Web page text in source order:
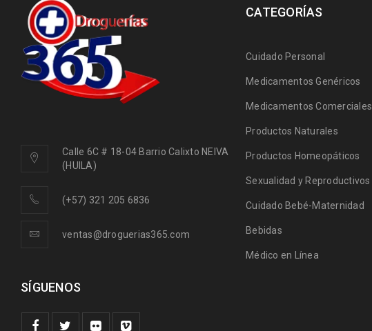
Calle 6C # 18-04 Barrio Calixto NEIVA
(HUILA)
(+57) 321 205 6836
ventas@droguerias365.com
SÍGUENOS
CATEGORÍAS
Cuidado Personal
Medicamentos Genéricos
Medicamentos Comerciales
Productos Naturales
Productos Homeopáticos
Sexualidad y Reproductivos
Cuidado Bebé-Maternidad
Bebidas
Médico en Línea